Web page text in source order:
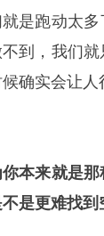
是跑动太
到，我们就
确实会让人
你本来就是
是更难找到